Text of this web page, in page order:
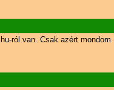
ról van. Csak azért